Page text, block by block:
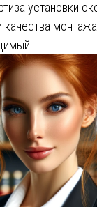
установки
качества
…